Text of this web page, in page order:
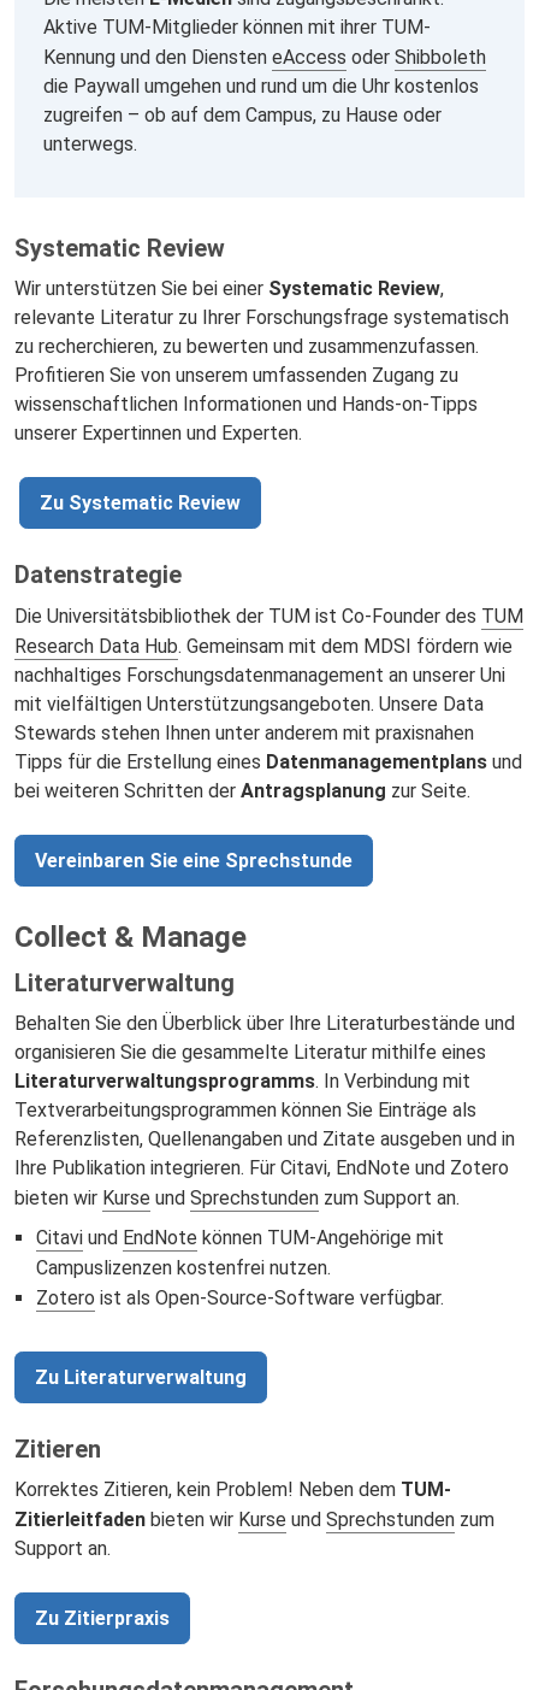
Aktive TUM-Mitglieder können mit ihrer TUM-
Kennung und den Diensten eAccess oder Shibboleth
die Paywall umgehen und rund um die Uhr kostenlos
zugreifen – ob auf dem Campus, zu Hause oder
unterwegs.
Systematic Review
Wir unterstützen Sie bei einer Systematic Review,
relevante Literatur zu Ihrer Forschungsfrage systematisch
zu recherchieren, zu bewerten und zusammenzufassen.
Profitieren Sie von unserem umfassenden Zugang zu
wissenschaftlichen Informationen und Hands-on-Tipps
unserer Expertinnen und Experten.
Zu Systematic Review
Datenstrategie
Die Universitätsbibliothek der TUM ist Co-Founder des TUM
Research Data Hub. Gemeinsam mit dem MDSI fördern wie
nachhaltiges Forschungsdatenmanagement an unserer Uni
mit vielfältigen Unterstützungsangeboten. Unsere Data
Stewards stehen Ihnen unter anderem mit praxisnahen
Tipps für die Erstellung eines Datenmanagementplans und
bei weiteren Schritten der Antragsplanung zur Seite.
Vereinbaren Sie eine Sprechstunde
Collect & Manage
Literaturverwaltung
Behalten Sie den Überblick über Ihre Literaturbestände und
organisieren Sie die gesammelte Literatur mithilfe eines
Literaturverwaltungsprogramms. In Verbindung mit
Textverarbeitungsprogrammen können Sie Einträge als
Referenzlisten, Quellenangaben und Zitate ausgeben und in
Ihre Publikation integrieren. Für Citavi, EndNote und Zotero
bieten wir Kurse und Sprechstunden zum Support an.
Citaviund EndNote können TUM-Angehörige mit
Campuslizenzen kostenfrei nutzen.
Zotero ist als Open-Source-Software verfügbar.
Zu Literaturverwaltung
Zitieren
Korrektes Zitieren, kein Problem! Neben dem TUM-
Zitierleitfaden bieten wir Kurse und Sprechstunden zum
Support an.
Zu Zitierpraxis